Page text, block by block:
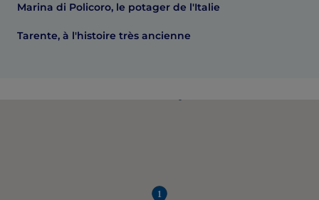
Marina di Policoro, le potager de l'Italie
Tarente, à l'histoire très ancienne